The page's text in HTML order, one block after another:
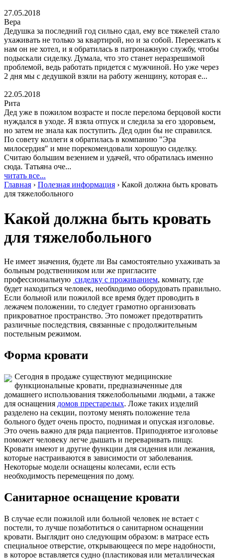
27.05.2018
Вера
Дедушка за последний год сильно сдал, ему все тяжелей стало
ухаживать не только за квартирой, но и за собой. Переезжать к
нам он не хотел, и я обратилась в патронажную службу, чтобы
подыскали сиделку. Думала, что это станет неразрешимой
проблемой, ведь работать придется с мужчиной. Но уже через
2 дня мы с дедушкой взяли на работу женщину, которая е...
22.05.2018
Рита
Дед уже в пожилом возрасте и после перелома берцовой кости
нуждался в уходе. Я взяла отпуск и следила за его здоровьем,
но затем не знала как поступить. Дед один бы не справился.
По совету коллеги я обратилась в компанию "Эра
милосердия" и мне порекомендовали хорошую сиделку.
Считаю большим везением и удачей, что обратилась именно
сюда. Татьяна оче...
читать все...
Главная › Полезная информация › Какой должна быть кровать
для тяжелобольного
Какой должна быть кровать
для тяжелобольного
Не имеет значения, будете ли Вы самостоятельно ухаживать за
больным родственником или же пригласите
профессиональную сиделку с проживанием, комнату, где
будет находиться человек, необходимо оборудовать правильно.
Если больной или пожилой все время будет проводить в
лежачем положении, то следует грамотно организовать
прикроватное пространство. Это поможет предотвратить
различные последствия, связанные с продолжительным
постельным режимом.
Форма кровати
Сегодня в продаже существуют медицинские
функциональные кровати, предназначенные для
домашнего использования тяжелобольными людьми, а также
для оснащения домов престарелых. Ложе таких изделий
разделено на секции, поэтому менять положение тела
больного будет очень просто, поднимая и опуская изголовье.
Это очень важно для ряда пациентов. Приподнятое изголовье
поможет человеку легче дышать и переваривать пищу.
Кровати имеют и другие функции для сидения или лежания,
которые настраиваются в зависимости от заболевания.
Некоторые модели оснащены колесами, если есть
необходимость перемещения по дому.
Санитарное оснащение кровати
В случае если пожилой или больной человек не встает с
постели, то лучше позаботиться о санитарном оснащении
кровати. Выглядит оно следующим образом: в матрасе есть
специальное отверстие, открывающееся по мере надобности,
в которое вставляется судно (пластиковая или металлическая